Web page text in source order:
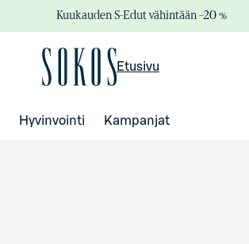
Kuukauden S-Edut vähintään –20 %
Etusivu
Hyvinvointi Kampanjat